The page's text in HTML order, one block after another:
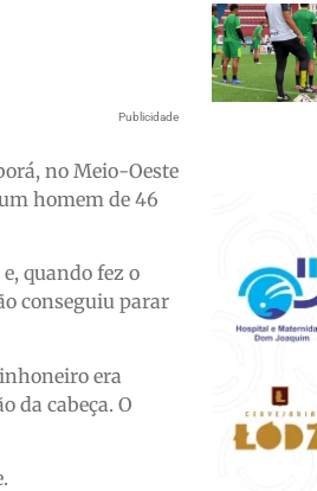
Publicidade
no Meio-Oeste
homem de 46
quando fez o
conseguiu parar
era
da cabeça. O